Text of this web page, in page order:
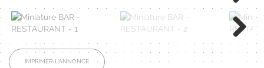
Next
Next
IMPRIMER L'ANNONCE